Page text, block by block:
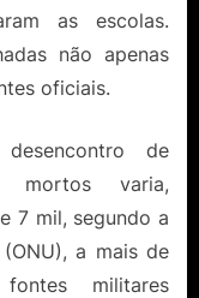
as escolas.
não apenas
oficiais.
de
mortos varia,
7 mil, segundo a
a mais de
militares